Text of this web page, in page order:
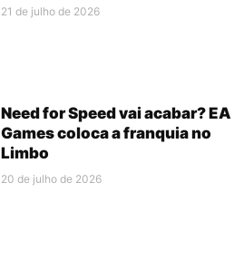
21 de julho de 2026
Need for Speed vai acabar? EA
Games coloca a franquia no
Limbo
20 de julho de 2026